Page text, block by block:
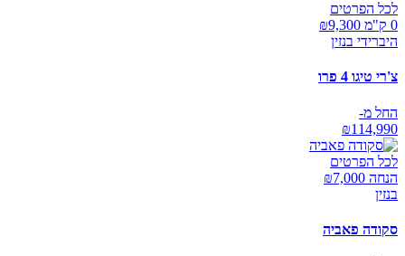
לכל הפרטים
0 ק"מ ₪
9,300
היברידי בנזין
צ'רי טיגו 4 פרו
החל מ-
₪114,990
לכל הפרטים
הנחה ₪ 7,000
בנזין
סקודה פאביה